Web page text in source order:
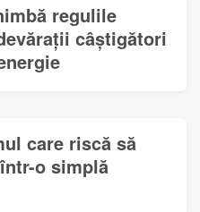
regulile
câștigători
care riscă să
o simplă